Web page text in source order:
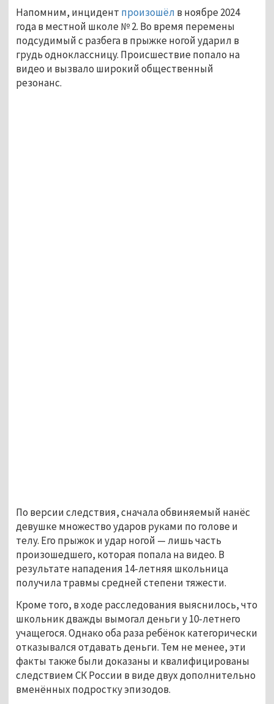
Напомним, инцидент произошёл в ноябре 2024
подсудимый с разбега в прыжке ногой ударил в
грудь одноклассницу. Происшествие попало на
видео и вызвало широкий общественный
резонанс.
По версии следствия, сначала обвиняемый нанёс
девушке множество ударов руками по голове и
телу. Его прыжок и удар ногой — лишь часть
произошедшего, которая попала на видео. В
результате нападения 14-летняя школьница
получила травмы средней степени тяжести.
Кроме того, в ходе расследования выяснилось, что
школьник дважды вымогал деньги у 10-летнего
учащегося. Однако оба раза ребёнок категорически
отказывался отдавать деньги. Тем не менее, эти
факты также были доказаны и квалифицированы
следствием СК России в виде двух дополнительно
вменённых подростку эпизодов.